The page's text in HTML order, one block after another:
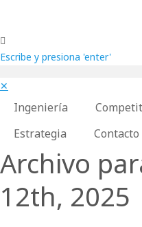
Escribe y presiona 'enter'
✕
Ingeniería
Estrategia
Contacto
Archivo
12th, 2025